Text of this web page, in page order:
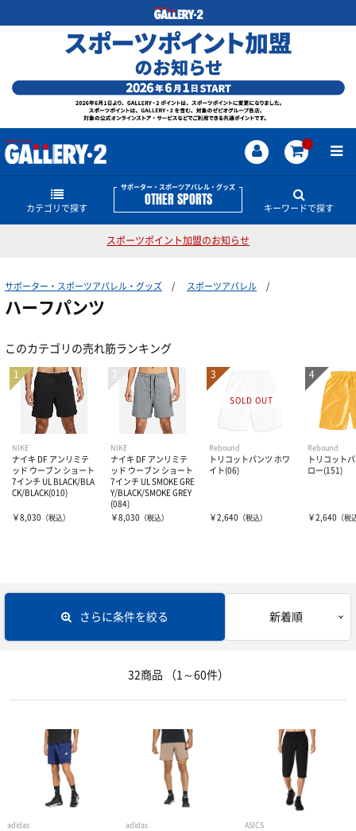
サポーター・スポーツアパレル・グッズ
OTHER SPORTS
カテゴリで探す
インナーシャツ
レディスインナー
サプリメント
ビタミン・ミネラル
ドリンク
補給食
グッズ・アクセサリー
ひじ・手首・指用サポーター
大腿・ふくらはぎ用サポーター
腰用サポーター
その他サポーター
テーピング
非伸縮テープ
伸縮テープ
アイシンググッズ
トレーニング用品
ハーフパンツ
トレーニングジャージ
スウェット
バッグ
シューレース
タオル
ウエイトトレーニング
バランストレーニング
有酸素トレーニング
キーワードで探す
スポーツポイント加盟のお知らせ
サポーター・スポーツアパレル・グッズ スポーツアパレル
ハーフパンツ
このカテゴリの売れ筋ランキング
NIKE
ナイキ DF アンリミテ
ッド ウーブン ショート
7インチ UL BLACK/BLA
CK/BLACK(010)
￥8,030 （税込）
NIKE
ナイキ DF アンリミテ
ッド ウーブン ショート
7インチ UL SMOKE GRE
Y/BLACK/SMOKE GREY
(084)
￥8,030
（税込）
Rebound
トリコットパンツ ホワ
イト(06)
￥2,640 （税込）
Rebound
トリコット
ロー(151)
￥2,640 （税
32商品 （1～60件）
さらに条件を絞る 新着順
adidas adidas ASICS